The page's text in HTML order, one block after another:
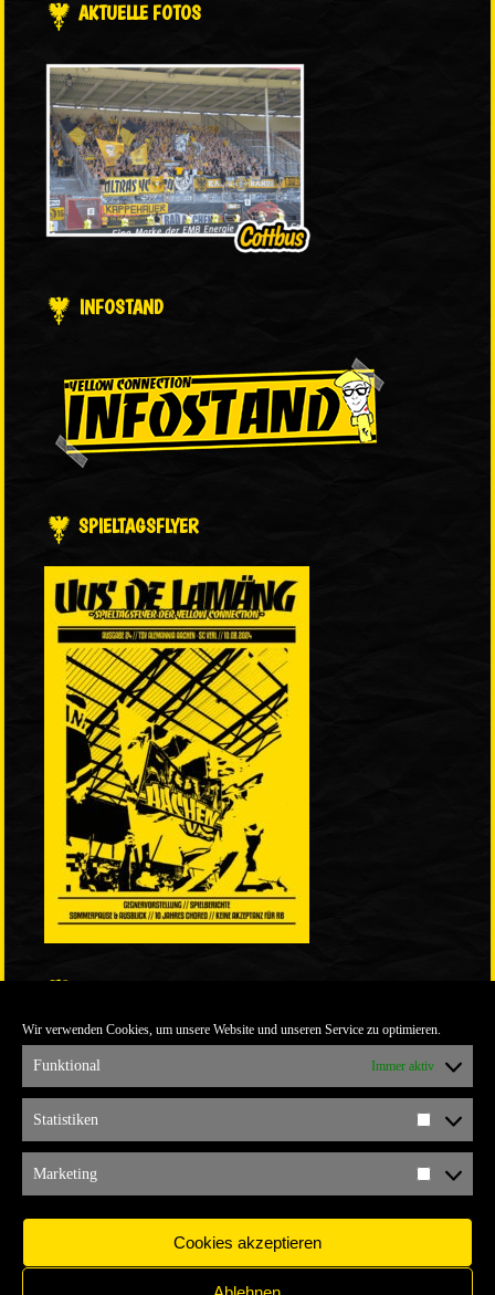
Wir verwenden Cookies, um unsere Website und unseren Service zu optimieren.
Funktional Immer aktiv
Statistiken
Marketing
Cookies akzeptieren
AKTUELLE FOTOS
INFOSTAND
SPIELTAGSFLYER
ULTRABLOG DER YELLOW CONNECTION
ALEMANNIA VERKAUFT MAN NICHT
ARCHIV
ARCHIV